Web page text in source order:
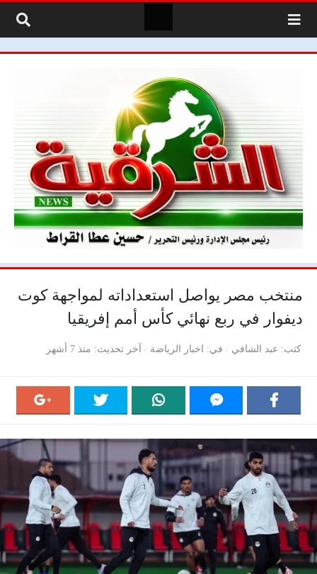
منتخب مصر يواصل استعداداته لمواجهة كوت
ديفوار في ربع نهائي كأس أمم إفريقيا
كتب عبد الشافي في اخبار الرياضة آخر تحديث منذ 7 أشهر